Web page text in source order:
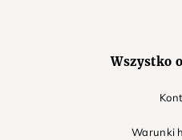
Wszystko
Warunki